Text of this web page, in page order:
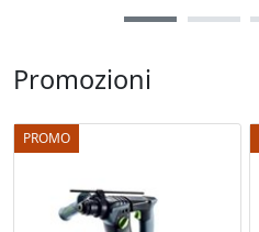
Promozioni
PROMO